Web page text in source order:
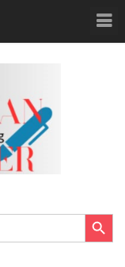
Search Button